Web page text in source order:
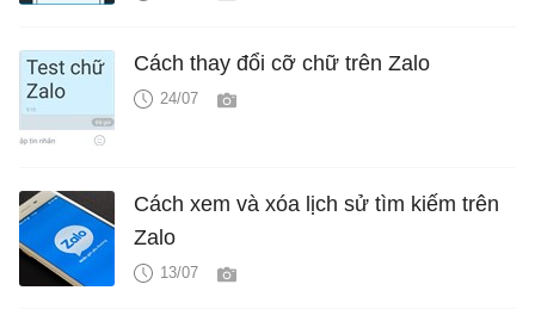
Cách thay đổi cỡ chữ trên Zalo
24/07
Cách xem và xóa lịch sử tìm kiếm trên
Zalo
13/07